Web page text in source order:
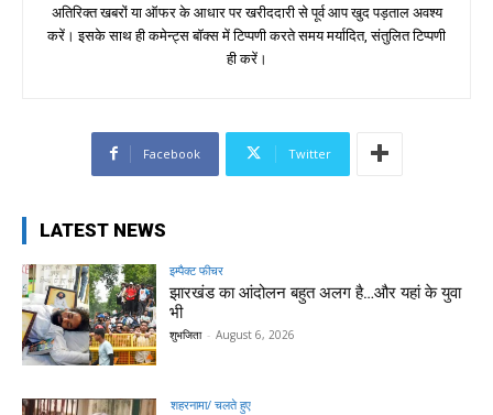
अतिरिक्त खबरों या ऑफर के आधार पर खरीददारी से पूर्व आप खुद पड़ताल अवश्य
करें। इसके साथ ही कमेन्ट्स बॉक्स में टिप्पणी करते समय मर्यादित, संतुलित टिप्पणी
ही करें।
Facebook Twitter
LATEST NEWS
इम्पैक्ट फीचर
झारखंड का आंदोलन बहुत अलग है…और यहां के युवा
भी
शुभजिता - August 6, 2026
शहरनामा/ चलते हुए